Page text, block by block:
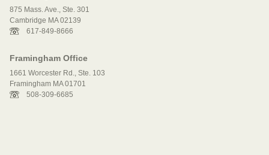
875 Mass. Ave., Ste. 301
Cambridge MA 02139
617-849-8666
Framingham Office
1661 Worcester Rd., Ste. 103
Framingham MA 01701
508-309-6685